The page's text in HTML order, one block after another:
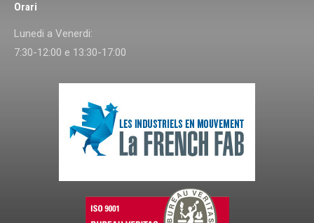
Orari
Lunedi a Venerdi:
7:30-12:00 e 13:30-17:00